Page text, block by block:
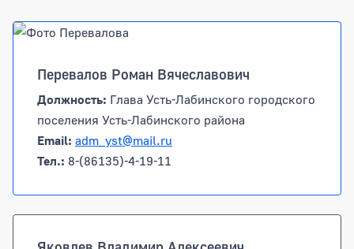
Перевалов Роман Вячеславович
Должность: Глава Усть-Лабинского городского
поселения Усть-Лабинского района
Email: adm_yst@mail.ru
Тел.: 8-(86135)-4-19-11